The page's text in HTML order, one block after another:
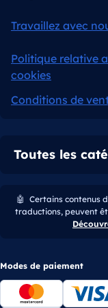
Travaillez avec
Politique relative
cookies
Conditions de
Toutes les
🤖 Certains contenus
traductions, peuvent
Modes de paiement